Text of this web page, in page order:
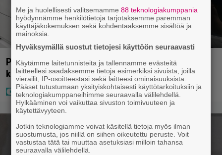
Poliisilla tehovalvonta – tästä kysymys ja näin
kauan kestää
Me ja huolellisesti valitsemamme88 teknologiakumppania
hyödynnämme henkilötietoja tarjotaksemme paremman
käyttäjäkokemuksen sekä kohdentaaksemme sisältöä ja
mainoksia.
Hyväksymällä suostut tietojesi käyttöön seuraavasti
Käytämme laitetunnisteita ja tallennamme evästeitä
laitteellesi saadaksemme tietoja esimerkiksi sivuista, joilla
vierailit, IP-osoitteestasi sekä laitteesi ominaisuuksista.
Pääset tutustumaan yksityiskohtaisesti käyttötarkoituksiin ja
teknologiakumppaneihimme seuraavalla välilehdellä.
Hylkääminen voi vaikuttaa sivuston toimivuuteen ja
käytettävyyteen.
Jotkin teknologiamme voivat käsitellä tietoja myös ilman
suostumusta, jos niillä on siihen oikeutettu peruste. Voit
vastustaa tätä tai muuttaa asetuksiasi milloin tahansa
seuraavalla välilehdellä.